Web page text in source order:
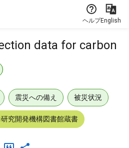
ヘルプEnglish
data for carbon
震災への備え 被災状況
究開発機構図書館蔵書